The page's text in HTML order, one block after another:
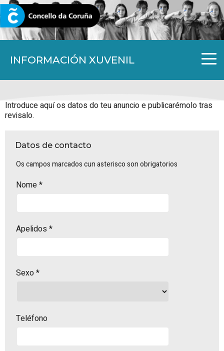
INFORMACIÓN XUVENIL
CORUNA.GAL
Introduce aquí os datos do teu anuncio e publicarémolo tras
revisalo.
Datos de contacto
Os campos marcados cun asterisco son obrigatorios
Nome*
Apelidos *
Sexo *
Teléfono